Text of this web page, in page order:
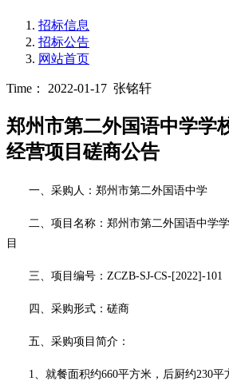
招标信息
招标公告
网站首页
Time： 2022-01-17 张铭轩
郑州市第二外国语中学学
经营项目磋商公告
一、采购 人：郑州市第二外国语中学
二、项目 名称：郑州市第二外国语中学
目
三、项目编号： ZCZB-SJ-CS-[2022]-101
四 、 采购形式：磋商
五、 采购项目 简介：
1、 就餐面积约660平方米，后厨约230平